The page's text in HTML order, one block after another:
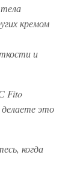
кремом
и
Fito
это
когда